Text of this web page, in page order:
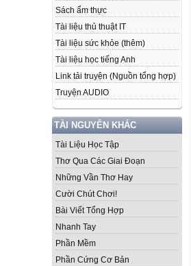
Sách ẩm thực
Tài liệu thủ thuật IT
Tài liệu sức khỏe (thêm)
Tài liệu học tiếng Anh
Link tải truyện (Nguồn tổng hợp)
Truyện AUDIO
TÀI NGUYÊN KHÁC
Tài Liệu Học Tập
Thơ Qua Các Giai Đoạn
Những Vần Thơ Hay
Cười Chút Chơi!
Bài Viết Tổng Hợp
Nhanh Tay
Phần Mềm
Phần Cứng Cơ Bản